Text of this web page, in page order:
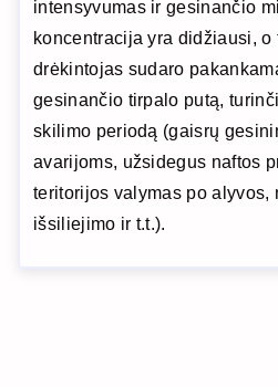
intensyvumas ir gesinančio
koncentracija yra didžiausi, o
drėkintojas sudaro
gesinančio tirpalo putą,
skilimo periodą (gaisrų
avarijoms, užsidegus naftos
teritorijos valymas po alyvos,
išsiliejimo ir t.t.).